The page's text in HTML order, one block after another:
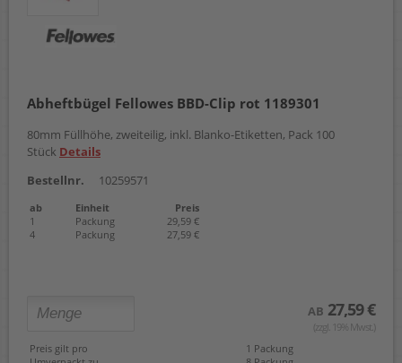
Abheftbügel Fellowes BBD-Clip rot 1189301
80mm Füllhöhe, zweiteilig, inkl. Blanko-Etiketten, Pack 100
Stück Details
Bestellnr.
10259571
ab Einheit
Preis
1
Packung
29,59 €
4
Packung 27,59 €
AB 27,59 €
(zzgl. 19% Mwst.)
Preis gilt pro
1 Packung